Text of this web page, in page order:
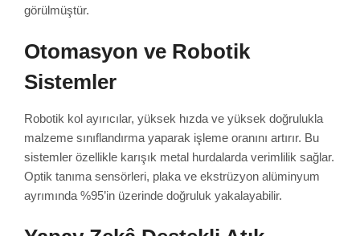
görülmüştür.
Otomasyon ve Robotik
Sistemler
Robotik kol ayırıcılar, yüksek hızda ve yüksek doğrulukla
malzeme sınıflandırma yaparak işleme oranını artırır. Bu
sistemler özellikle karışık metal hurdalarda verimlilik sağlar.
Optik tanıma sensörleri, plaka ve ekstrüzyon alüminyum
ayrımında %95’in üzerinde doğruluk yakalayabilir.